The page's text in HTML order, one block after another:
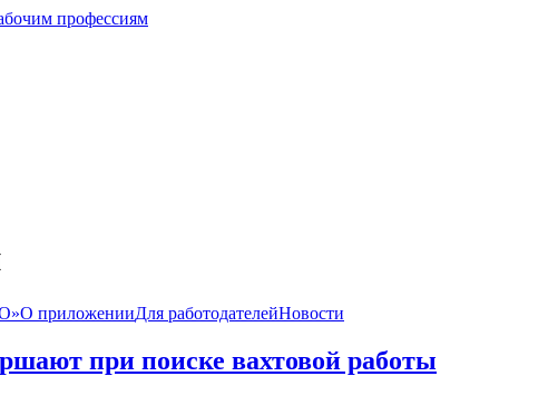
профессиям
О приложенииДля работодателейНовости
при поиске вахтовой работы